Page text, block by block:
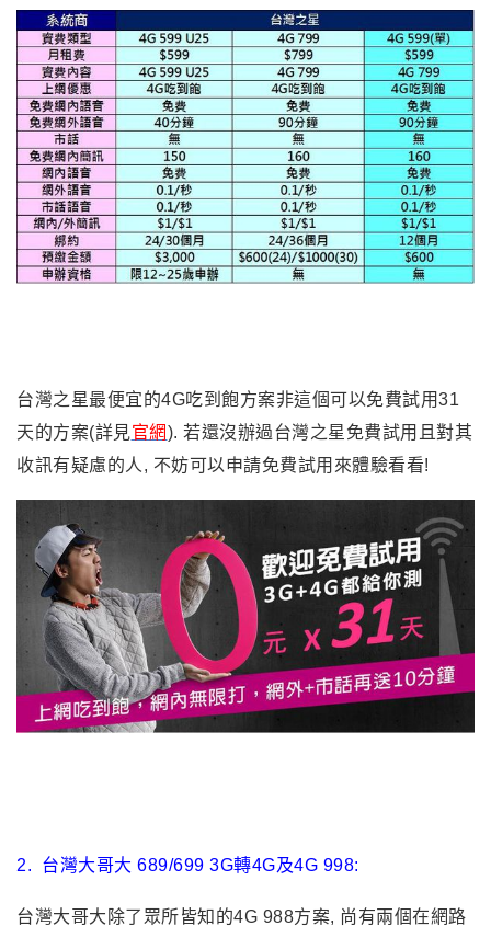
台灣之星最便宜的4G吃到飽方案非這個可以免費試用31
天的方案(詳見官網). 若還沒辦過台灣之星免費試用且對其
收訊有疑慮的人, 不妨可以申請免費試用來體驗看看!
2. 台灣大哥大 689/699 3G轉4G及4G 998:
台灣大哥大除了眾所皆知的4G 988方案, 尚有兩個在網路